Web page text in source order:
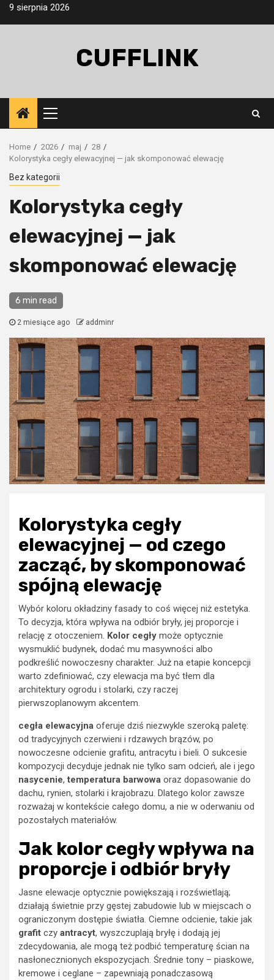
Skip9 sierpnia 2026
CUFFLINK
Primary
Menu
Home 2026 maj
28
Kolorystyka cegły elewacyjnej — jak skomponować elewację
Bez kategorii
Kolorystyka cegły
elewacyjnej — jak
skomponować elewację
6 min read
2 miesiące ago addminr
Kolorystyka cegły
elewacyjnej — od czego
zacząć, by skomponować
spójną elewację
Wybór koloru okładziny fasady to coś więcej niż estetyka.
To decyzja, która wpływa na odbiór bryły, jej proporcje i
relację z otoczeniem. Kolor cegły może optycznie
wysmuklić budynek, dodać mu masywności albo
podkreślić nowoczesny charakter. Już na etapie koncepcji
warto zdefiniować, czy elewacja ma być tłem dla
architektury ogrodu i stolarki, czy raczej
pierwszoplanowym akcentem.
cegła elewacyjna oferuje dziś niezwykle szeroką paletę:
od tradycyjnych czerwieni i rdzawych brązów, po
nowoczesne odcienie grafitu, antracytu i bieli. O sukcesie
kompozycji decyduje jednak nie tylko sam odcień, ale i jego
nasycenie,temperatura barwowa oraz dopasowanie do
dachu, rynien, stolarki i krajobrazu. Dlatego kolor zawsze
rozważaj w kontekście całego domu, a nie w oderwaniu od
pozostałych materiałów.
Jak kolor cegły wpływa na
proporcje i odbiór bryły
Jasne elewacje optycznie powiększają i rozświetlają;
działają świetnie przy gęstej zabudowie lub w miejscach o
ograniczonym dostępie światła. Ciemne odcienie, takie jak
grafit czy antracyt, wyszczuplają bryłę i dodają jej
zdecydowania, ale mogą też podbić temperaturę ścian na
nasłonecznionych ekspozycjach. Średnie tony – piaskowe,
kremowe i ceglane – zapewniają ponadczasową